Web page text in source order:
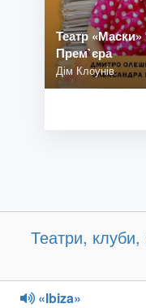
Театр «Маски»
Прем`єра
Дім Клоунів
Театри, клуби,
«Ibiza»